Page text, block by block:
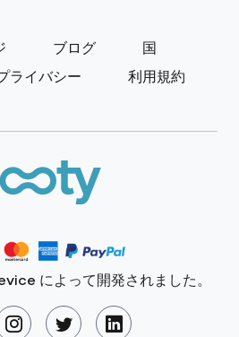
ブログ
国
ライバシー 利用規約
によって開発されました。